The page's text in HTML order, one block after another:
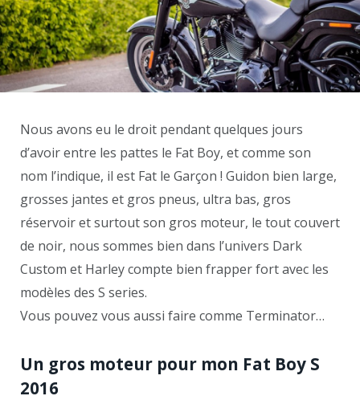
Nous avons eu le droit pendant quelques jours
d’avoir entre les pattes le Fat Boy, et comme son
nom l’indique, il est Fat le Garçon ! Guidon bien large,
grosses jantes et gros pneus, ultra bas, gros
réservoir et surtout son gros moteur, le tout couvert
de noir, nous sommes bien dans l’univers Dark
Custom et Harley compte bien frapper fort avec les
modèles des S series.
Vous pouvez vous aussi faire comme Terminator…
Un gros moteur pour mon Fat Boy S
2016